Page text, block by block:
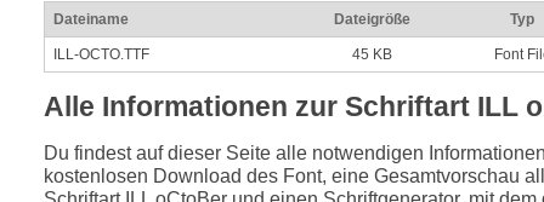
Dateiname Dateigröße Typ
ILL-OCTO.TTF 45 KB Font
Alle Informationen zur Schriftart ILL
Du findest auf dieser Seite alle notwendigen
kostenlosen Download des Font, eine Gesamtvorschau